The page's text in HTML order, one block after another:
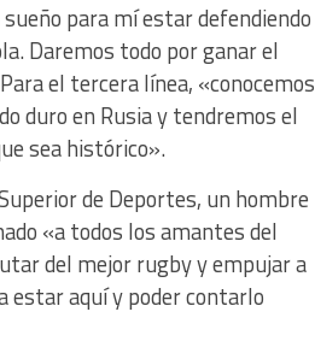
para mí estar defendiendo
Daremos todo por ganar el
el tercera línea, «conocemos
duro en Rusia y tendremos el
sea histórico».
de Deportes, un hombre
«a todos los amantes del
del mejor rugby y empujar a
estar aquí y poder contarlo